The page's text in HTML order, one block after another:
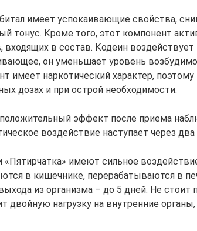
имеет успокаивающие свойства,
тонус. Кроме того, этот компонент
входящих в состав. Кодеин
он уменьшает уровень
имеет наркотический характер,
дозах и при острой необходимости.
эффект после приема
воздействие наступает через два
«Пятирчатка» имеют сильное
в кишечнике, перерабатываются в
из организма – до 5 дней. Не стоит
двойную нагрузку на внутренние